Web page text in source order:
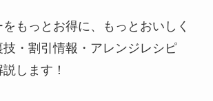
もっとお得に、もっとおいしく
・割引情報・アレンジレシピ
します！